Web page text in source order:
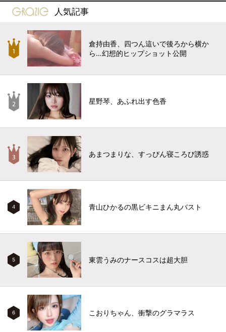
gravure-grazie
人気記事
倉持由香、四つん這いで後ろから横か
ら…幻想的ヒップショット公開
星野琴、あふれ出す色香
あまつまりな、すっぴん寝ころび誘惑
4 青山ひかるの黒ビキニまん丸バスト
5 東雲うみのナースコスは超大胆
6 こおりちゃん、衝撃のグラマラス